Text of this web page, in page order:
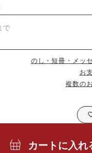
のし・短冊・メッ
お
複数の
カートに入れ